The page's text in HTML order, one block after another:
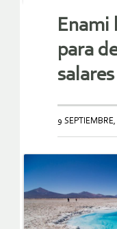
Enami
para
salares
9